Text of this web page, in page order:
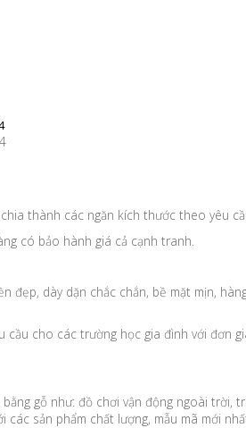
thành các ngăn kích thước theo yêu
có bảo hành giá cả cạnh tranh.
dày dặn chắc chắn, bề mặt mịn,
cầu cho các trường học gia đình với đơn
gỗ như: đồ chơi vận động ngoài trời,
sản phẩm chất lượng, mẫu mã mới